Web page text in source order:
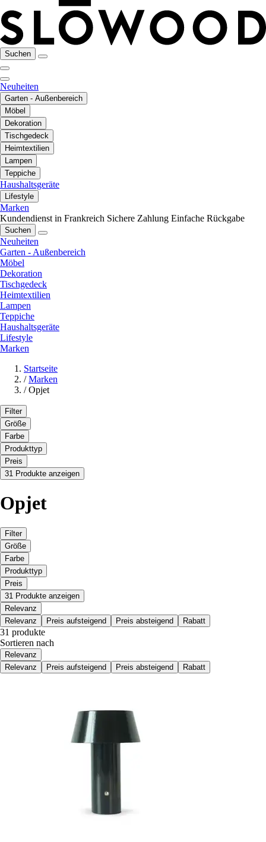
Suchen
Neuheiten
Garten - Außenbereich
Möbel
Dekoration
Tischgedeck
Heimtextilien
Lampen
Teppiche
Haushaltsgeräte
Lifestyle
Marken
Kundendienst in Frankreich Sichere Zahlung Einfache Rückgabe
Suchen
Neuheiten
Garten - Außenbereich
Möbel
Dekoration
Tischgedeck
Heimtextilien
Lampen
Teppiche
Haushaltsgeräte
Lifestyle
Marken
Startseite
/ Marken
/ Opjet
Filter
Größe
Farbe
Produkttyp
Preis
31 Produkte anzeigen
Opjet
Filter
Größe
Farbe
Produkttyp
Preis
31 Produkte anzeigen
Relevanz
Relevanz
Preis aufsteigend Preis absteigend Rabatt
31 produkte
Sortieren nach
Relevanz
Relevanz
Preis aufsteigend Preis absteigend Rabatt